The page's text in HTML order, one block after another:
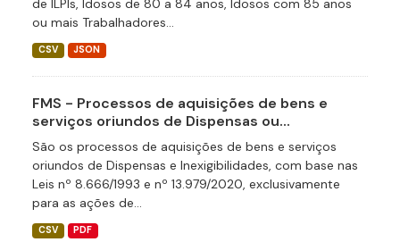
de ILPIs, Idosos de 80 a 84 anos, Idosos com 85 anos
ou mais Trabalhadores...
CSV JSON
FMS - Processos de aquisições de bens e
serviços oriundos de Dispensas ou...
São os processos de aquisições de bens e serviços
oriundos de Dispensas e Inexigibilidades, com base nas
Leis nº 8.666/1993 e nº 13.979/2020, exclusivamente
para as ações de...
CSV PDF